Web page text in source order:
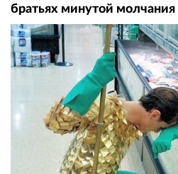
братьях минутой молчания